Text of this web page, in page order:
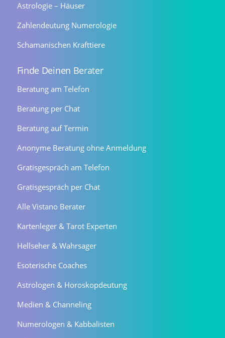
Astrologie – Häuser
Zahlendeutung Numerologie
Schamanischen Krafttiere
Finde Deinen Berater
Beratung am Telefon
Beratung per Chat
Beratung auf Termin
Anonyme Beratung ohne Anmeldung
Gratisgespräch am Telefon
Gratisgespräch per Chat
Alle Vistano Berater
Kartenleger & Tarot Experten
Hellseher & Wahrsager
Esoterische Coaches
Astrologen & Horoskopdeutung
Medien & Channeling
Numerologen & Kabbalisten